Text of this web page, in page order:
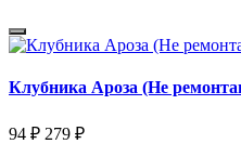
Клубника Ароза (Не
94 ₽ 279 ₽